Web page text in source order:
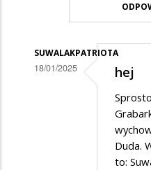
SUWALAKPATRIOTA
18/01/2025 hej
Duda.
to: